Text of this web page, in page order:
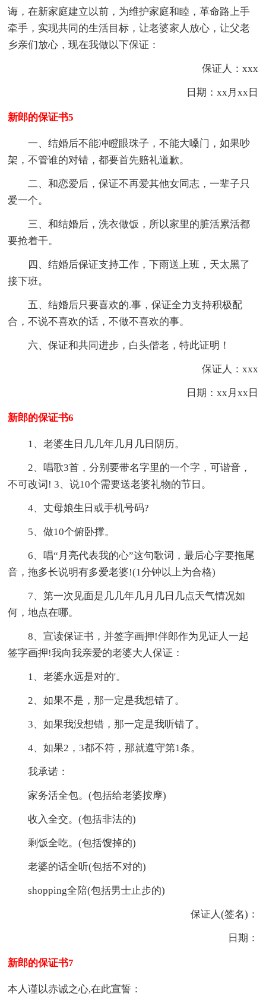
诲，在新家庭建立以前，为维护家庭和睦，革命路上手
牵手，实现共同的生活目标，让老婆家人放心，让父老
乡亲们放心，现在我做以下保证：
保证人：xxx
日期：xx月xx日
新郎的保证书5
一、结婚后不能冲瞪眼珠子，不能大嗓门，如果吵
架，不管谁的对错，都要首先赔礼道歉。
二、和恋爱后，保证不再爱其他女同志，一辈子只
爱一个。
三、和结婚后，洗衣做饭，所以家里的脏活累活都
要抢着干。
四、结婚后保证支持工作，下雨送上班，天太黑了
接下班。
五、结婚后只要喜欢的.事，保证全力支持积极配
合，不说不喜欢的话，不做不喜欢的事。
六、保证和共同进步，白头偕老，特此证明！
保证人：xxx
日期：xx月xx日
新郎的保证书6
1、老婆生日几几年几月几日阴历。
2、唱歌3首，分别要带名字里的一个字，可谐音，
不可改词! 3、说10个需要送老婆礼物的节日。
4、丈母娘生日或手机号码?
5、做10个俯卧撑。
6、唱“月亮代表我的心”这句歌词，最后心字要拖尾
音，拖多长说明有多爱老婆!(1分钟以上为合格)
7、第一次见面是几几年几月几日几点天气情况如
何，地点在哪。
8、宣读保证书，并签字画押!伴郎作为见证人一起
签字画押!我向我亲爱的老婆大人保证：
1、老婆永远是对的'。
2、如果不是，那一定是我想错了。
3、如果我没想错，那一定是我听错了。
4、如果2，3都不符，那就遵守第1条。
我承诺：
家务活全包。(包括给老婆按摩)
收入全交。(包括非法的)
剩饭全吃。(包括馊掉的)
老婆的话全听(包括不对的)
shopping全陪(包括男士止步的)
保证人(签名)：
日期：
新郎的保证书7
本人谨以赤诚之心,在此宣誓：